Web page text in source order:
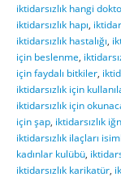
iktidarsızlık hangi
iktidarsızlık hapı
iktidarsızlık hastalığı
için beslenme
için faydalı bitkiler
iktidarsızlık için
iktidarsızlık için
için şap iktidarsızlık
iktidarsızlık ilaçları
kadınlar kulübü
iktidarsızlık karikatür